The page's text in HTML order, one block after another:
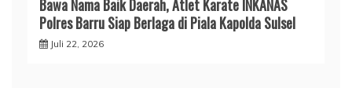
​Bawa Nama Baik Daerah, Atlet Karate INKANAS
Polres Barru Siap Berlaga di Piala Kapolda Sulsel
Juli 22, 2026